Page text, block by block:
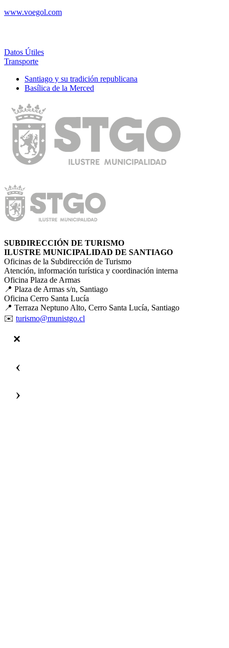
www.voegol.com
Datos Útiles
Transporte
Santiago y su tradición republicana
Basílica de la Merced
SUBDIRECCIÓN DE TURISMO
ILUSTRE MUNICIPALIDAD DE SANTIAGO
Oficinas de la Subdirección de Turismo
Atención, información turística y coordinación interna
Oficina Plaza de Armas
📍 Plaza de Armas s/n, Santiago
Oficina Cerro Santa Lucía
📍 Terraza Neptuno Alto, Cerro Santa Lucía, Santiago
✉️ turismo@munistgo.cl
‹
›